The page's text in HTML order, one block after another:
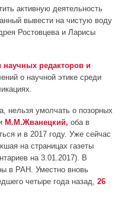
активную деятельность
вывести на чистую воду
Ростовцева и Ларисы
научных редакторов и
о научной этике среди
нельзя умолчать о позорных
М.М.Жванецкий, оба в
и в 2017 году. Уже сейчас
на страницах газеты
на 3.01.2017). В
в РАН. Уместно вновь
четыре года назад, 26